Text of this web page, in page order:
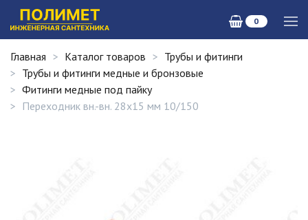
0
Главная Каталог товаров
Трубы и фитинги
Трубы и фитинги медные и бронзовые
Фитинги медные под пайку
Переходник вн.-вн. 28х15 мм 10/150